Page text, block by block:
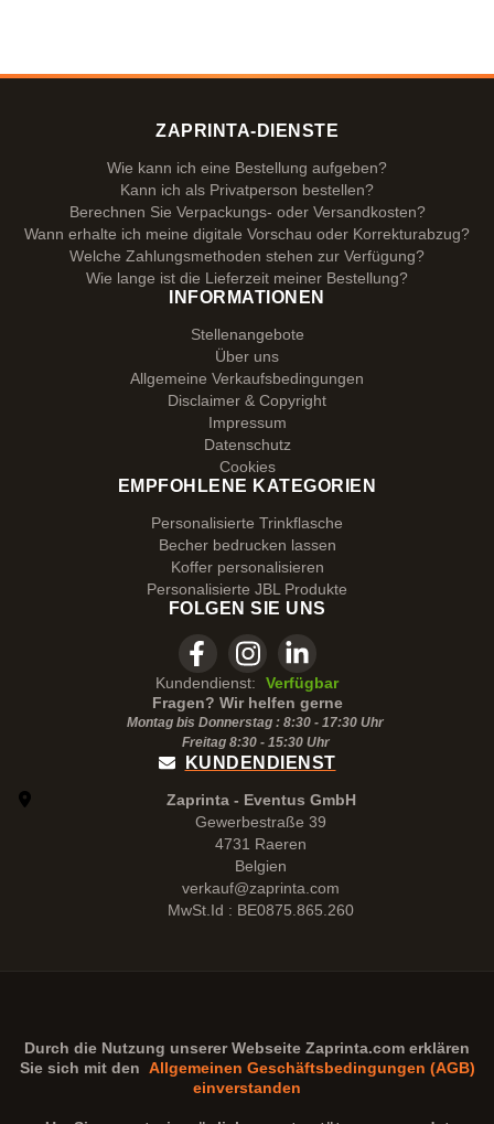
ZAPRINTA-DIENSTE
Wie kann ich eine Bestellung aufgeben?
Kann ich als Privatperson bestellen?
Berechnen Sie Verpackungs- oder Versandkosten?
Wann erhalte ich meine digitale Vorschau oder Korrekturabzug?
Welche Zahlungsmethoden stehen zur Verfügung?
Wie lange ist die Lieferzeit meiner Bestellung?
INFORMATIONEN
Stellenangebote
Über uns
Allgemeine Verkaufsbedingungen
Disclaimer & Copyright
Impressum
Datenschutz
Cookies
EMPFOHLENE KATEGORIEN
Personalisierte Trinkflasche
Becher bedrucken lassen
Koffer personalisieren
Personalisierte JBL Produkte
FOLGEN SIE UNS
Kundendienst:
Verfügbar
Fragen? Wir helfen gerne
Montag bis Donnerstag : 8:30 - 17:30 Uhr
Freitag 8:30 - 15:30Uhr
KUNDENDIENST
Zaprinta - Eventus GmbH
Gewerbestraße 39
4731 Raeren
Belgien
verkauf@zaprinta.com
MwSt.Id : BE0875.865.260
Durch die Nutzung unserer Webseite Zaprinta.com erklären
Sie sich mit den Allgemeinen Geschäftsbedingungen (AGB)
einverstanden